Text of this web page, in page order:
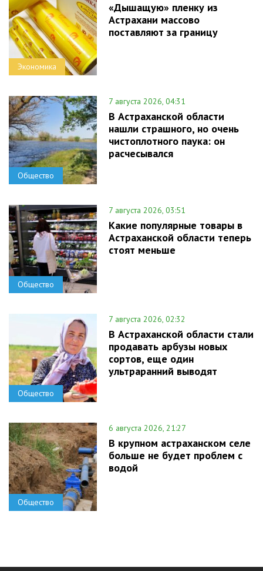
Экономика
«Дышащую» пленку из
Астрахани массово
поставляют за границу
Общество
7 августа 2026, 04:31
В Астраханской области
нашли страшного, но очень
чистоплотного паука: он
расчесывался
Общество
7 августа 2026, 03:51
Какие популярные товары в
Астраханской области теперь
стоят меньше
Общество
7 августа 2026, 02:32
В Астраханской области стали
продавать арбузы новых
сортов, еще один
ультраранний выводят
Общество
6 августа 2026, 21:27
В крупном астраханском селе
больше не будет проблем с
водой